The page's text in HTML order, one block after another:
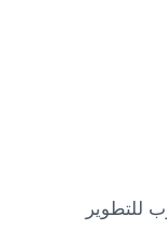
للتطوير